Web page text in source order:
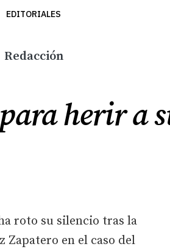
EDITORIALES
Redacción
herir a
roto su silencio tras la
Zapatero en el caso del